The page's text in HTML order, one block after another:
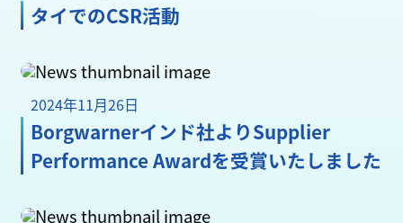
タイでのCSR活動
2024年11月26日
Borgwarnerインド社よりSupplier
Performance Awardを受賞いたしました